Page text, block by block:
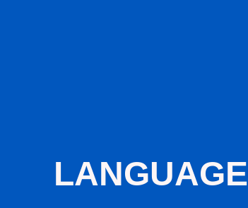
LANGUAGE